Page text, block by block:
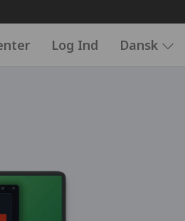
Log Ind Dansk